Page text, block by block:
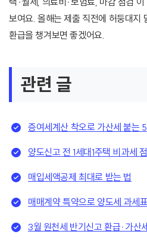
보여요. 올해는 제출 직전에 허둥대지
환급을 챙겨보면 좋겠어요.
관련 글
증여세계산 착오로 가산세 붙는
양도신고 전 1세대1주택 비과세
매입세액공제 최대로 받는 법
매매계약 특약으로 양도세 과세
3월 원천세 반기신고 환급·가산